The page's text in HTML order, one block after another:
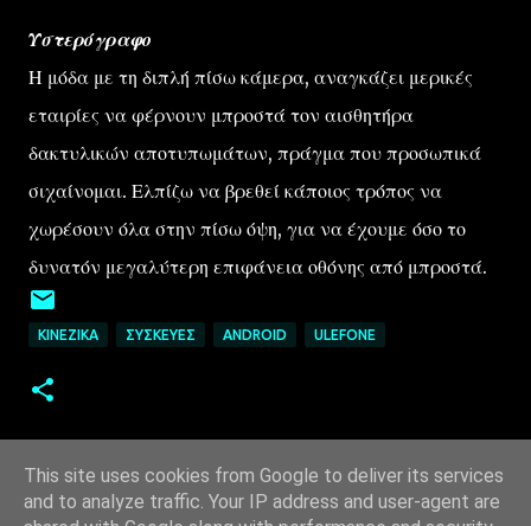
Υστερόγραφο
Η μόδα με τη διπλή πίσω κάμερα, αναγκάζει μερικές
εταιρίες να φέρνουν μπροστά τον αισθητήρα
δακτυλικών αποτυπωμάτων, πράγμα που προσωπικά
σιχαίνομαι. Ελπίζω να βρεθεί κάποιος τρόπος να
χωρέσουν όλα στην πίσω όψη, για να έχουμε όσο το
δυνατόν μεγαλύτερη επιφάνεια οθόνης από μπροστά.
ΚΙΝΈΖΙΚΑ ΣΥΣΚΕΥΈΣ ANDROID ULEFONE
This site uses cookies from Google to deliver its services
and to analyze traffic. Your IP address and user-agent are